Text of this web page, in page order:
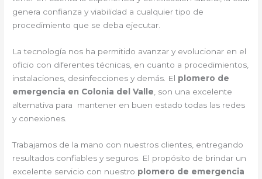
genera confianza y viabilidad a cualquier tipo de
procedimiento que se deba ejecutar.
La tecnología nos ha permitido avanzar y evolucionar en el
oficio con diferentes técnicas, en cuanto a procedimientos,
instalaciones, desinfecciones y demás. El plomero de
emergencia en Colonia del Valle , son una excelente
alternativa para mantener en buen estado todas las redes
y conexiones.
Trabajamos de la mano con nuestros clientes, entregando
resultados confiables y seguros. El propósito de brindar un
excelente servicio con nuestro plomero de emergencia